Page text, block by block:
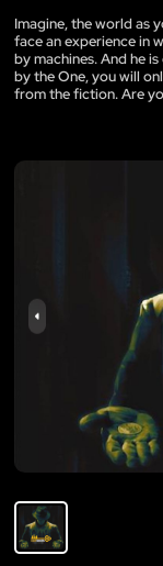
Imagine, the world as
face an experience in
by machines. And he
by the One, you will
from the fiction. Are